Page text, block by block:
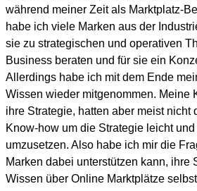
während meiner Zeit als Marktplatz-
habe ich viele Marken aus der
sie zu strategischen und operativen
Business beraten und für sie ein
Allerdings habe ich mit dem Ende
Wissen wieder mitgenommen. Meine
ihre Strategie, hatten aber meist nicht
Know-how um die Strategie leicht
umzusetzen. Also habe ich mir die
Marken dabei unterstützen kann, ihre
Wissen über Online Marktplätze